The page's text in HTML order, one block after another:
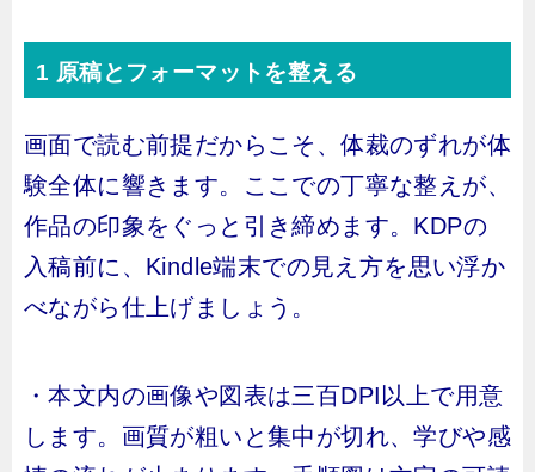
1 原稿とフォーマットを整える
画面で読む前提だからこそ、体裁のずれが体
験全体に響きます。ここでの丁寧な整えが、
作品の印象をぐっと引き締めます。KDPの
入稿前に、Kindle端末での見え方を思い浮か
べながら仕上げましょう。
・本文内の画像や図表は三百DPI以上で用意
します。画質が粗いと集中が切れ、学びや感